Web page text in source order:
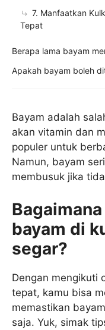
Bayam adalah
akan vitamin dan
populer untuk
Namun, bayam
membusuk jika
bayam di
segar?
Dengan mengikuti
tepat, kamu bisa
memastikan
saja. Yuk, simak
7. Manfaatkan
Tepat
Berapa lama bayam
Apakah bayam boleh